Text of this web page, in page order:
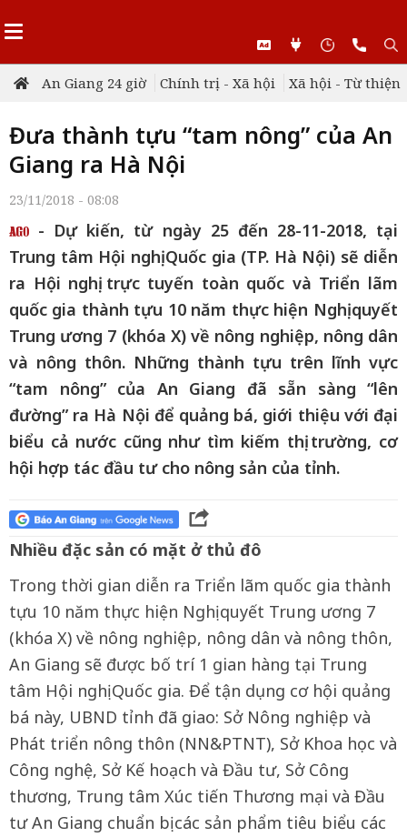
An Giang 24 giờ Chính trị - Xã hội Xã hội - Từ thiện
Đưa thành tựu “tam nông” của An
Giang ra Hà Nội
23/11/2018 - 08:08
- Dự kiến, từ ngày 25 đến 28-11-2018, tại
Trung tâm Hội nghị Quốc gia (TP. Hà Nội) sẽ diễn
ra Hội nghị trực tuyến toàn quốc và Triển lãm
quốc gia thành tựu 10 năm thực hiện Nghị quyết
Trung ương 7 (khóa X) về nông nghiệp, nông dân
và nông thôn. Những thành tựu trên lĩnh vực
“tam nông” của An Giang đã sẵn sàng “lên
đường” ra Hà Nội để quảng bá, giới thiệu với đại
biểu cả nước cũng như tìm kiếm thị trường, cơ
hội hợp tác đầu tư cho nông sản của tỉnh.
Nhiều đặc sản có mặt ở thủ đô
Trong thời gian diễn ra Triển lãm quốc gia thành
tựu 10 năm thực hiện Nghị quyết Trung ương 7
(khóa X) về nông nghiệp, nông dân và nông thôn,
An Giang sẽ được bố trí 1 gian hàng tại Trung
tâm Hội nghị Quốc gia. Để tận dụng cơ hội quảng
bá này, UBND tỉnh đã giao: Sở Nông nghiệp và
Phát triển nông thôn (NN&PTNT), Sở Khoa học và
Công nghệ, Sở Kế hoạch và Đầu tư, Sở Công
thương, Trung tâm Xúc tiến Thương mại và Đầu
tư An Giang chuẩn bị các sản phẩm tiêu biểu các